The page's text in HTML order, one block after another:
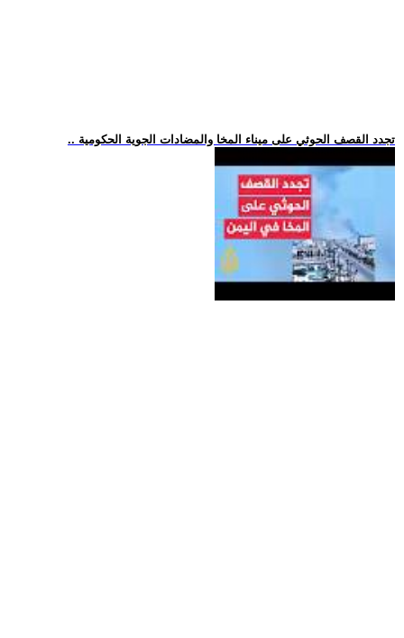
.. تجدد القصف الحوثي على ميناء المخا والمضادات الجوية الحكومية